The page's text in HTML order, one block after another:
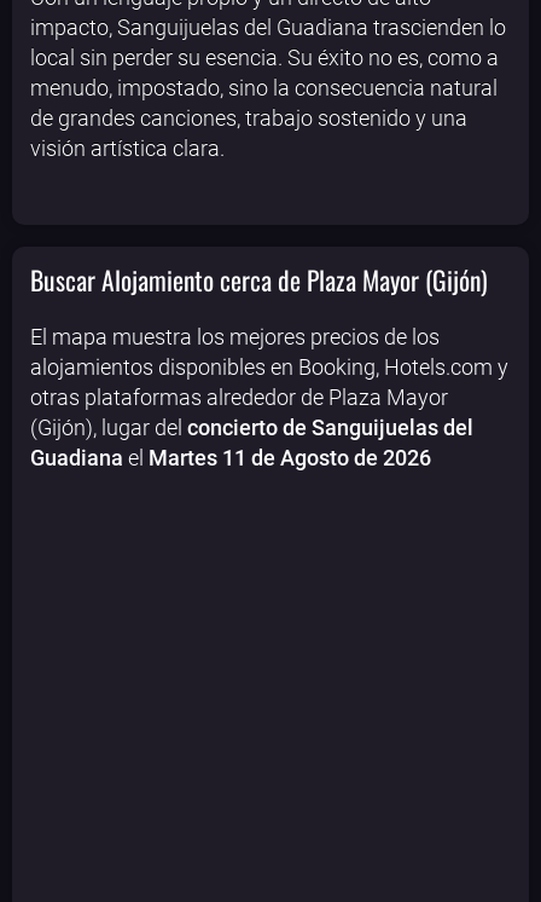
impacto, Sanguijuelas del Guadiana trascienden lo
local sin perder su esencia. Su éxito no es, como a
menudo, impostado, sino la consecuencia natural
de grandes canciones, trabajo sostenido y una
visión artística clara.
Buscar Alojamiento cerca de Plaza Mayor (Gijón)
El mapa muestra los mejores precios de los
alojamientos disponibles en Booking, Hotels.com y
otras plataformas alrededor de Plaza Mayor
(Gijón), lugar del concierto de Sanguijuelas del
Guadiana el Martes 11 de Agosto de 2026